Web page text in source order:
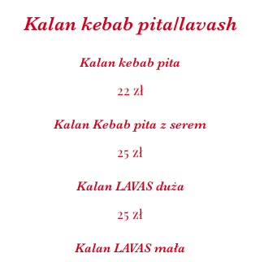
Kalan kebab pita/lavash
Kalan kebab pita
22 zł
Kalan Kebab pita z serem
25 zł
Kalan LAVAS duża
25 zł
Kalan LAVAS mała